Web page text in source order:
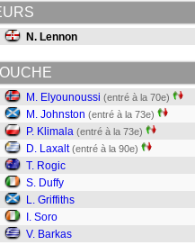
N. Lennon
M. Elyounoussi (entré à la 70e)
M. Johnston (entré à la 73e)
P. Klimala (entré à la 73e)
D. Laxalt (entré à la 90e)
T. Rogic
S. Duffy
L. Griffiths
I. Soro
V. Barkas